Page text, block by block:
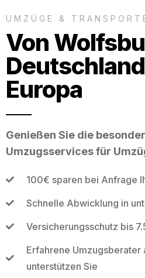
UMZÜGE &
Von
Europa
Genießen Sie die
Umzugsservices für
100€ sparen bei Anfrage
Schnelle Abwicklung in
Versicherungsschutz bis
Erfahrene Umzugsberater
unterstützen Sie